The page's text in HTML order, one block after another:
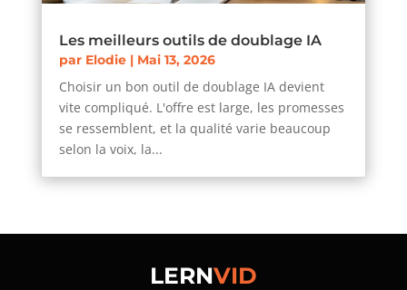
Les meilleurs outils de doublage IA
par Elodie| Mai 13, 2026
Choisir un bon outil de doublage IA devient
vite compliqué. L'offre est large, les promesses
se ressemblent, et la qualité varie beaucoup
selon la voix, la...
LERNVID